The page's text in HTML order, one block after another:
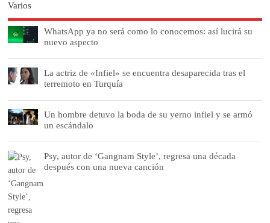
Varios
WhatsApp ya no será como lo conocemos: así lucirá su
nuevo aspecto
La actriz de «Infiel» se encuentra desaparecida tras el
terremoto en Turquía
Un hombre detuvo la boda de su yerno infiel y se armó
un escándalo
Psy, autor de ‘Gangnam Style’, regresa una década
después con una nueva canción